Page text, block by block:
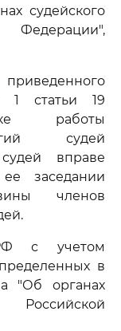
судейского
приведенного
1 статьи 19
работы
судей
вправе
заседании
членов
с учетом
в
"Об органах